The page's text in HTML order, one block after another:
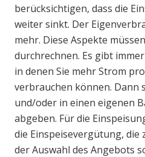
berücksichtigen, dass die
weiter sinkt. Der
mehr. Diese Aspekte
durchrechnen. Es gibt
in denen Sie mehr Strom
verbrauchen können. Dann
und/oder in einen eigenen
abgeben. Für die
die Einspeisevergütung, die
der Auswahl des Angebots